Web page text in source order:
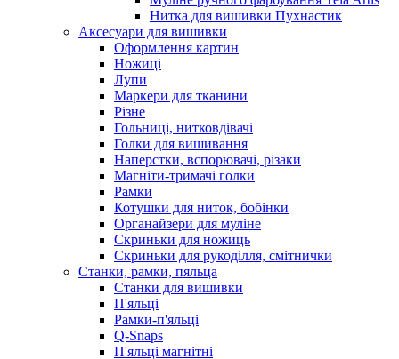
Нитка для вишивки Пухнастик
Аксесуари для вишивки
Оформлення картин
Ножиці
Лупи
Маркери для тканини
Різне
Гольниці, нитковдівачі
Голки для вишивання
Наперстки, вспорювачі, різаки
Магніти-тримачі голки
Рамки
Котушки для ниток, бобінки
Органайзери для муліне
Скриньки для ножиць
Скриньки для рукоділля, смітнички
Станки, рамки, пяльца
Станки для вишивки
П'яльці
Рамки-п'яльці
Q-Snaps
П'яльці магнітні